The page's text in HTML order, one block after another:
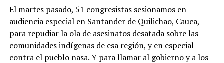
El martes pasado, 51 congresistas sesionamos en
audiencia especial en Santander de Quilichao, Cauca,
para repudiar la ola de asesinatos desatada sobre las
comunidades indígenas de esa región, y en especial
contra el pueblo nasa. Y para llamar al gobierno y a los